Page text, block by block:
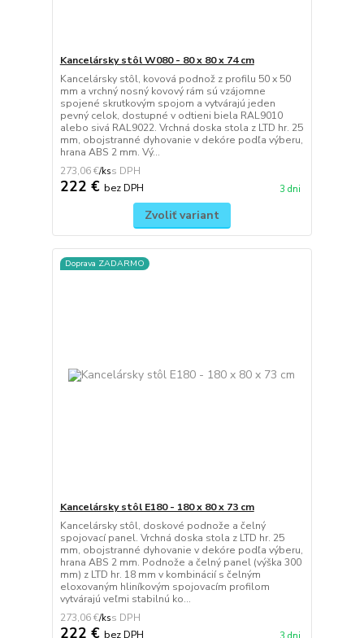
Kancelársky stôl W080 - 80 x 80 x 74 cm
Kancelársky stôl, kovová podnož z profilu 50 x 50
mm a vrchný nosný kovový rám sú vzájomne
spojené skrutkovým spojom a vytvárajú jeden
pevný celok, dostupné v odtieni biela RAL9010
alebo sivá RAL9022. Vrchná doska stola z LTD hr. 25
mm, obojstranné dyhovanie v dekóre podľa výberu,
hrana ABS 2 mm. Vý...
273,06 €/ks
222 € bez DPH 3 dni
Zvoliť variant
Doprava ZADARMO
Kancelársky stôl E180 - 180 x 80 x 73 cm
Kancelársky stôl, doskové podnože a čelný
spojovací panel. Vrchná doska stola z LTD hr. 25
mm, obojstranné dyhovanie v dekóre podľa výberu,
hrana ABS 2 mm. Podnože a čelný panel (výška 300
mm) z LTD hr. 18 mm v kombinácií s čelným
eloxovaným hliníkovým spojovacím profilom
vytvárajú veľmi stabilnú ko...
273,06 €/ks
222 € bez DPH